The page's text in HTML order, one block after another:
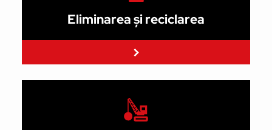
Citeste mai mult
Eliminarea și reciclarea